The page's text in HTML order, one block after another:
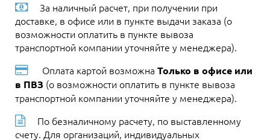
За наличный расчет, при получении при
доставке, в офисе или в пункте выдачи заказа (о
возможности оплатить в пункте вывоза
транспортной компании уточняйте у менеджера).
Оплата картой возможна Только в офисе или
в ПВЗ (о возможности оплатить в пункте вывоза
транспортной компании уточняйте у менеджера).
По безналичному расчету, по выставленному
счету. Для организаций, индивидуальных